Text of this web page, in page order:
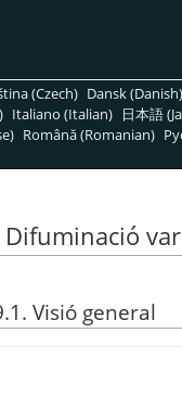
(Czech) Dansk (Danish)
Italiano (Italian) 日本語
Română (Romanian)
Difuminació
Visió general